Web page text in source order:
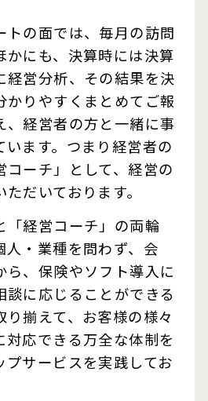
トの面では、毎月の訪問
かにも、決算時には決算
経営分析、その結果を決
かりやすくまとめてご報
、経営者の方と一緒に事
います。つまり経営者の
コーチ」として、経営の
だいております。
「経営コーチ」の両輪
人・業種を問わず、会
ら、保険やソフト導入に
談に応じることができる
り揃えて、お客様の様々
対応できる万全な体制を
プサービスを実践してお